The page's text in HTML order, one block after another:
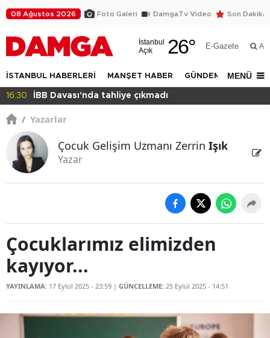
08 Ağustos 2026 Foto Galeri DamgaTv Video Son Dakika
İstanbul
Açık
26° E-Gazete Ara
İSTANBUL HABERLERİ MANŞET HABER GÜNDEM DÜNYA
MENÜ
16:30 İBB Davası'nda tahliye çıkmadı
/ Yazarlar
Çocuk Gelişim Uzmanı Zerrin Işık
Yazar
Çocuklarımız elimizden
kayıyor...
YAYINLAMA: 17 Eylül 2025 - 23:59 | GÜNCELLEME: 25 Eylül 2025 - 14:51